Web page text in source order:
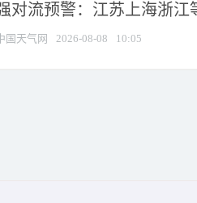
对流预警：江苏上海浙江
国天气网 2026-08-08 10:05